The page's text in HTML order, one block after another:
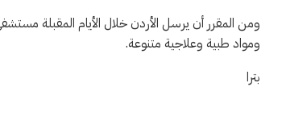
ومن المقرر أن يرسل الأردن خلال الأيام المقبلة
ومواد طبية وعلاجية متنوعة.
بترا